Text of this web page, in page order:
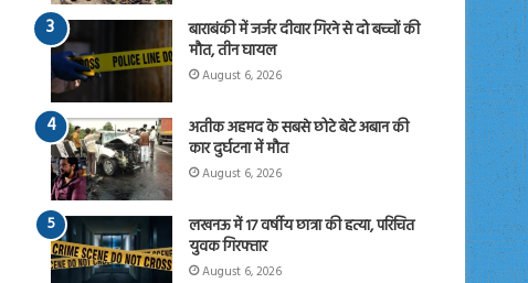
बाराबंकी में जर्जर दीवार गिरने से दो बच्चों की
मौत, तीन घायल
August 6, 2026
अतीक अहमद के सबसे छोटे बेटे अबान की
कार दुर्घटना में मौत
August 6, 2026
लखनऊ में 17 वर्षीय छात्रा की हत्या, परिचित
युवक गिरफ्तार
August 6, 2026